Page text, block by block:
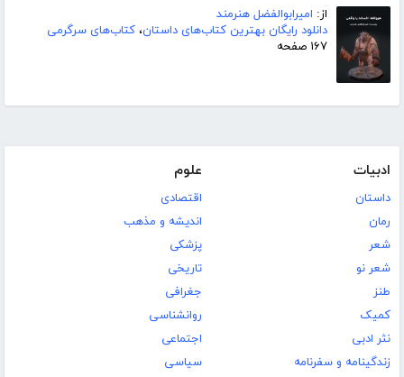
از: امیرابوالفضل هنرمند
دانلود رایگان بهترین کتاب‌های داستان، کتاب‌های سرگرمی
۱۶۷ صفحه
ادبیات
داستان
رمان
شعر
شعر نو
طنز
کمیک
نثر ادبی
زندگینامه و سفرنامه
علوم
اقتصادی
اندیشه و مذهب
پزشکی
تاریخی
جغرافی
روانشناسی
اجتماعی
سیاسی